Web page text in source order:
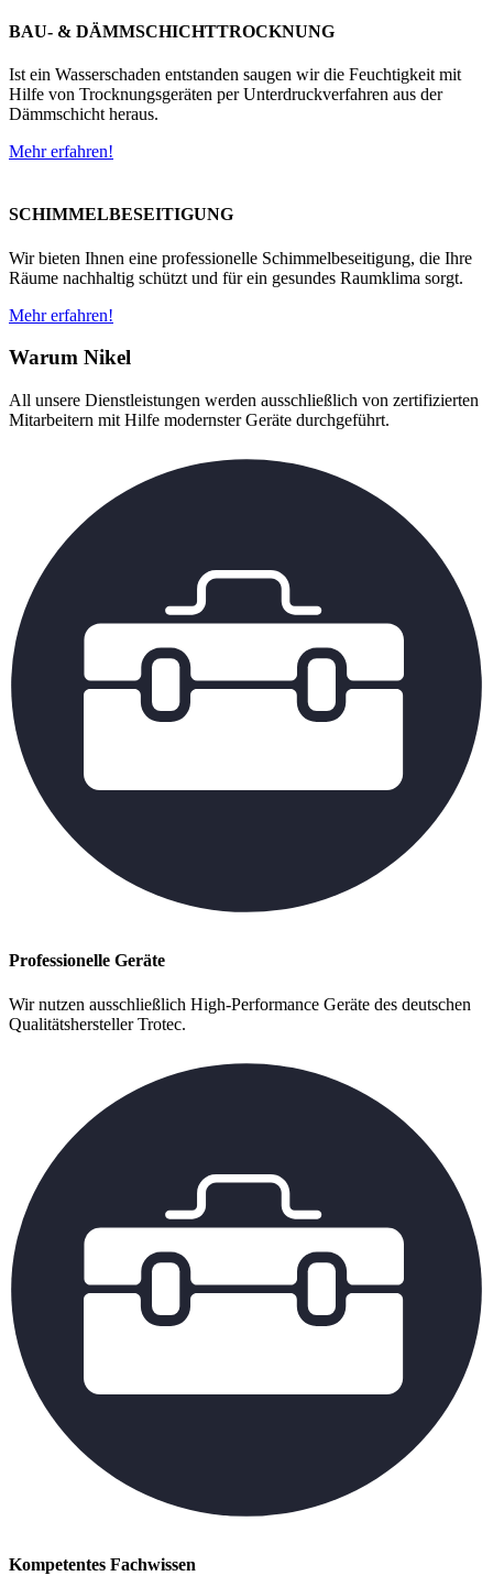
BAU- & DÄMMSCHICHTTROCKNUNG
Ist ein Wasserschaden entstanden saugen wir die Feuchtigkeit mit
Hilfe von Trocknungsgeräten per Unterdruckverfahren aus der
Dämmschicht heraus.
Mehr erfahren!
SCHIMMELBESEITIGUNG
Wir bieten Ihnen eine professionelle Schimmelbeseitigung, die Ihre
Räume nachhaltig schützt und für ein gesundes Raumklima sorgt.
Mehr erfahren!
Warum Nikel
All unsere Dienstleistungen werden ausschließlich von zertifizierten
Mitarbeitern mit Hilfe modernster Geräte durchgeführt.
Professionelle Geräte
Wir nutzen ausschließlich High-Performance Geräte des deutschen
Qualitätshersteller Trotec.
Kompetentes Fachwissen